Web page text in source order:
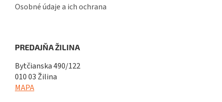
Osobné údaje a ich ochrana
PREDAJŇA ŽILINA
Bytčianska 490/122
010 03 Žilina
MAPA